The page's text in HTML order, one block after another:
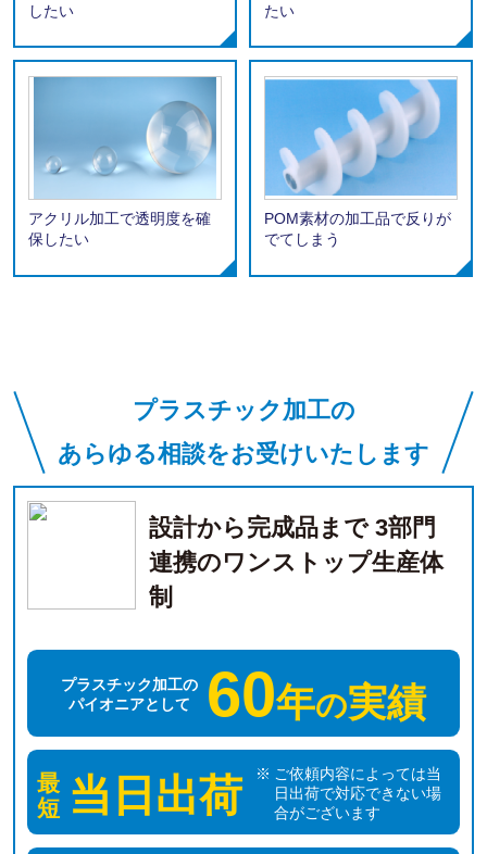
したい
たい
アクリル加工で透明度を確
保したい
POM素材の加工品で反りが
でてしまう
プラスチック加工の
あらゆる相談をお受けいたします
設計から完成品まで 3部門
連携のワンストップ生産体
制
プラスチック加工の
パイオニアとして
60年の実績
最
短 当日出荷
ご依頼内容によっては当
日出荷で対応できない場
合がございます